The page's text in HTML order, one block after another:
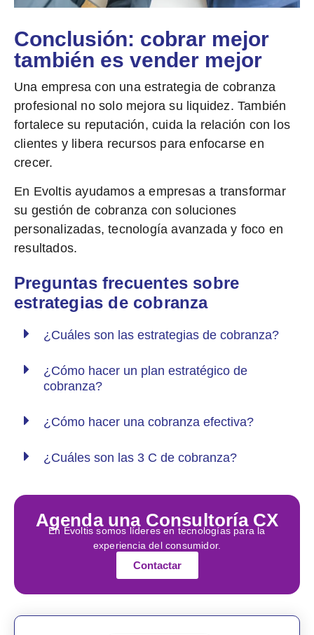
Conclusión: cobrar mejor
también es vender mejor
Una empresa con una estrategia de cobranza
profesional no solo mejora su liquidez. También
fortalece su reputación, cuida la relación con los
clientes y libera recursos para enfocarse en
crecer.
En Evoltis ayudamos a empresas a transformar
su gestión de cobranza con soluciones
personalizadas, tecnología avanzada y foco en
resultados.
Preguntas frecuentes sobre
estrategias de cobranza
¿Cuáles son las estrategias de cobranza?
¿Cómo hacer un plan estratégico de
cobranza?
¿Cómo hacer una cobranza efectiva?
¿Cuáles son las 3 C de cobranza?
Agenda una Consultoría CX
En Evoltis somos líderes en tecnologías para la
experiencia del consumidor.
Contactar